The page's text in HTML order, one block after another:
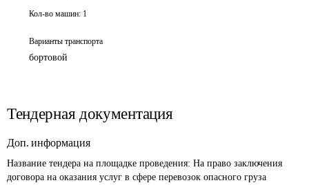
Кол-во машин: 1
Варианты транспорта
бортовой
Тендерная документация
Доп. информация
Название тендера на площадке проведения: На право заключения
договора на оказания услуг в сфере перевозок опасного груза